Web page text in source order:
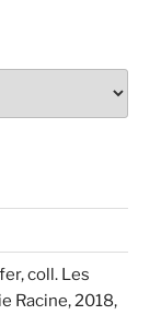
coll. Les
Racine, 2018,